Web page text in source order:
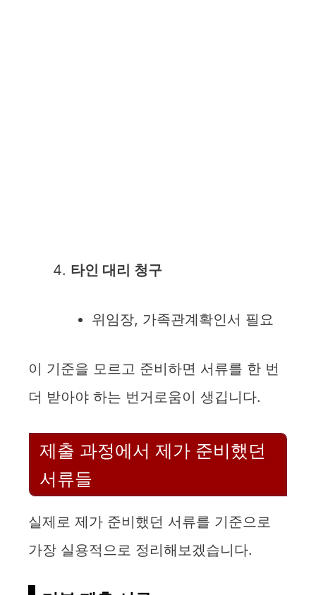
타인 대리 청구
위임장, 가족관계확인서 필요
이 기준을 모르고 준비하면 서류를 한 번
더 받아야 하는 번거로움이 생깁니다.
제출 과정에서 제가 준비했던
서류들
실제로 제가 준비했던 서류를 기준으로
가장 실용적으로 정리해보겠습니다.